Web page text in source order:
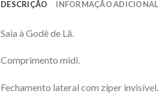
DESCRIÇÃO INFORMAÇÃO ADICIONAL
Saia à Godê de Lã.
Comprimento midi.
Fechamento lateral com zíper invisível.